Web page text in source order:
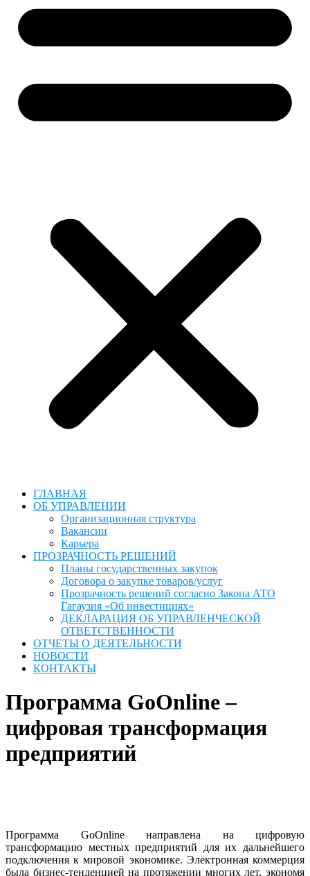
ГЛАВНАЯ
ОБ УПРАВЛЕНИИ
Организационная структура
Вакансии
Карьера
ПРОЗРАЧНОСТЬ РЕШЕНИЙ
Планы государственных закупок
Договора о закупке товаров/услуг
Прозрачность решений согласно Закона АТО
Гагаузия «Об инвестициях»
ДЕКЛАРАЦИЯ ОБ УПРАВЛЕНЧЕСКОЙ
ОТВЕТСТВЕННОСТИ
ОТЧЕТЫ О ДЕЯТЕЛЬНОСТИ
НОВОСТИ
КОНТАКТЫ
Программа GoOnline –
цифровая трансформация
предприятий
Программа GoOnline направлена ​​на цифровую
трансформацию местных предприятий для их дальнейшего
подключения к мировой экономике. Электронная коммерция
была бизнес-тенденцией на протяжении многих лет, экономя